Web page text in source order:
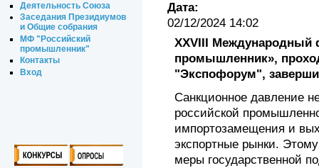
Деятельность Союза
Заседания Президиумов
и Общие собрания
МФ "Российский
промышленник"
Контакты
Вход
Дата:
02/12/2024 14:02
XXVIII Международный
промышленник»,
"Экспофорум",
Санкционное давление
российской
импортозамещения и
экспортные рынки.
меры государственной